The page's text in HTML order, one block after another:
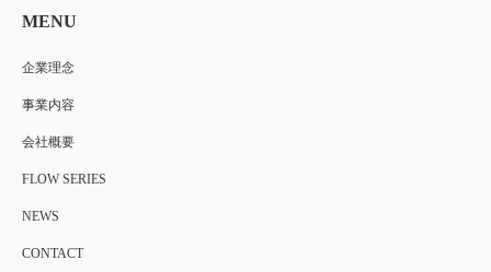
MENU
企業理念
事業内容
会社概要
FLOW SERIES
NEWS
CONTACT